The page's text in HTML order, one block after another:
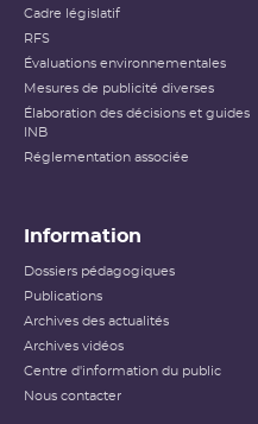
Cadre législatif
RFS
Évaluations environnementales
Mesures de publicité diverses
Élaboration des décisions et guides
INB
Réglementation associée
Information
Dossiers pédagogiques
Publications
Archives des actualités
Archives vidéos
Centre d'information du public
Nous contacter